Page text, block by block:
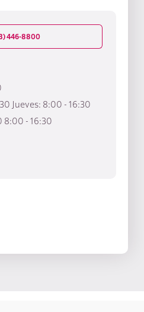
446-8800
Jueves: 8:00 - 16:30
8:00 - 16:30